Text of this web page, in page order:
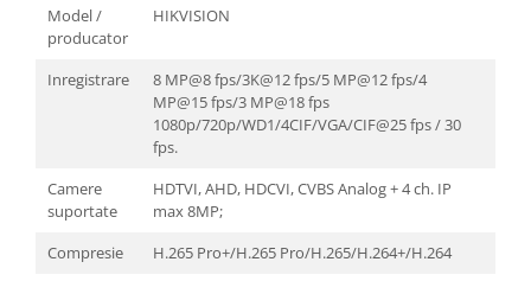
Model /
producator
HIKVISION
Inregistrare
8 MP@8 fps/3K@12 fps/5 MP@12 fps/4
MP@15 fps/3 MP@18 fps
1080p/720p/WD1/4CIF/VGA/CIF@25 fps / 30
fps.
Camere
suportate
HDTVI, AHD, HDCVI, CVBS Analog + 4 ch. IP
max 8MP;
Compresie
H.265 Pro+/H.265 Pro/H.265/H.264+/H.264